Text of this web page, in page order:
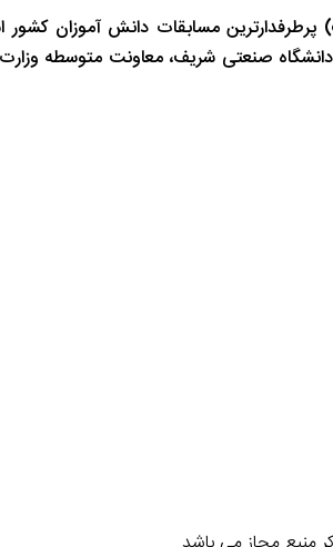
مسابقات دانش آموزان
صنعتی شریف، معاونت متوسطه